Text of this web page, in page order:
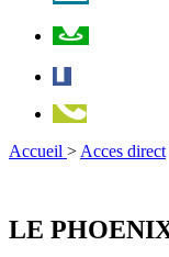
Accueil > Acces direct
LE